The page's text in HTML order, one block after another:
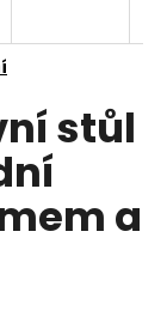
stůl
a